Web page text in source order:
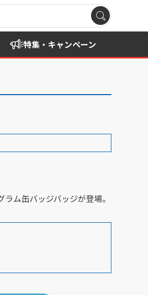
特集・キャンペーン
ム缶バッジバッジが登場。